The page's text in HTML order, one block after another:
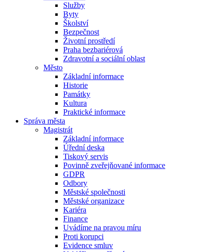
Služby
Byty
Školství
Bezpečnost
Životní prostředí
Praha bezbariérová
Zdravotní a sociální oblast
Město
Základní informace
Historie
Památky
Kultura
Praktické informace
Správa města
Magistrát
Základní informace
Úřední deska
Tiskový servis
Povinně zveřejňované informace
GDPR
Odbory
Městské společnosti
Městské organizace
Kariéra
Finance
Uvádíme na pravou míru
Proti korupci
Evidence smluv